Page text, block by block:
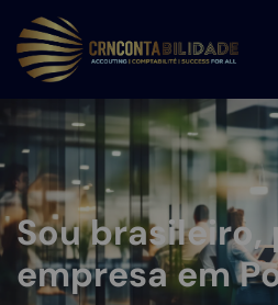
Sou brasileiro,
empresa em